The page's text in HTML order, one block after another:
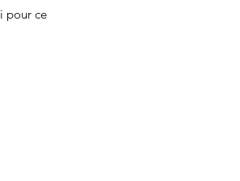
pour ce